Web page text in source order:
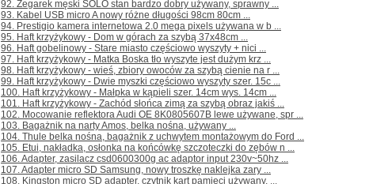
92. Zegarek męski SOLO stan bardzo dobry używany, sprawny ...
93. Kabel USB micro A nowy różne długości 98cm 80cm ...
94. Prestigio kamera internetowa 2.0 mega pixels używana w b ...
95. Haft krzyżykowy - Dom w górach za szybą 37x48cm ...
96. Haft gobelinowy - Stare miasto częściowo wyszyty + nici ...
97. Haft krzyżykowy - Matka Boska tło wyszyte jest dużym krz ...
98. Haft krzyżykowy - wieś, zbiory owoców za szybą cienie na r ...
99. Haft krzyżykowy - Dwie myszki częściowo wyszyty szer. 15c ...
100. Haft krzyżykowy - Małpka w kąpieli szer. 14cm wys. 14cm ...
101. Haft krzyżykowy - Zachód słońca zimą za szybą obraz jakiś ...
102. Mocowanie reflektora Audi OE 8K0805607B lewe używane, spr ...
103. Bagażnik na narty Amos, belka nośna, używany ...
104. Thule belka nośna, bagażnik z uchwytem montażowym do Ford ...
105. Etui, nakładka, osłonka na końcówkę szczoteczki do zębów n ...
106. Adapter, zasilacz csd0600300g ac adaptor input 230v~50hz ...
107. Adapter micro SD Samsung, nowy troszkę naklejka zary ...
108. Kingston micro SD adapter, czytnik kart pamięci używany, ...